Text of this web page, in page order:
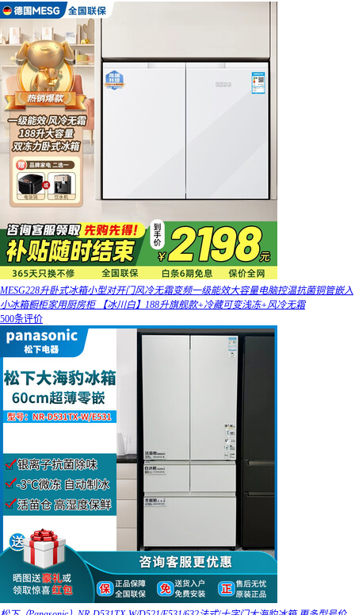
MESG228升卧式冰箱小型对开门风冷无霜变频一级能效大容量电脑控温抗菌铜管嵌入
小冰箱橱柜家用厨房柜 【冰川白】188升旗舰款+冷藏可变浅冻+风冷无霜
500条评价